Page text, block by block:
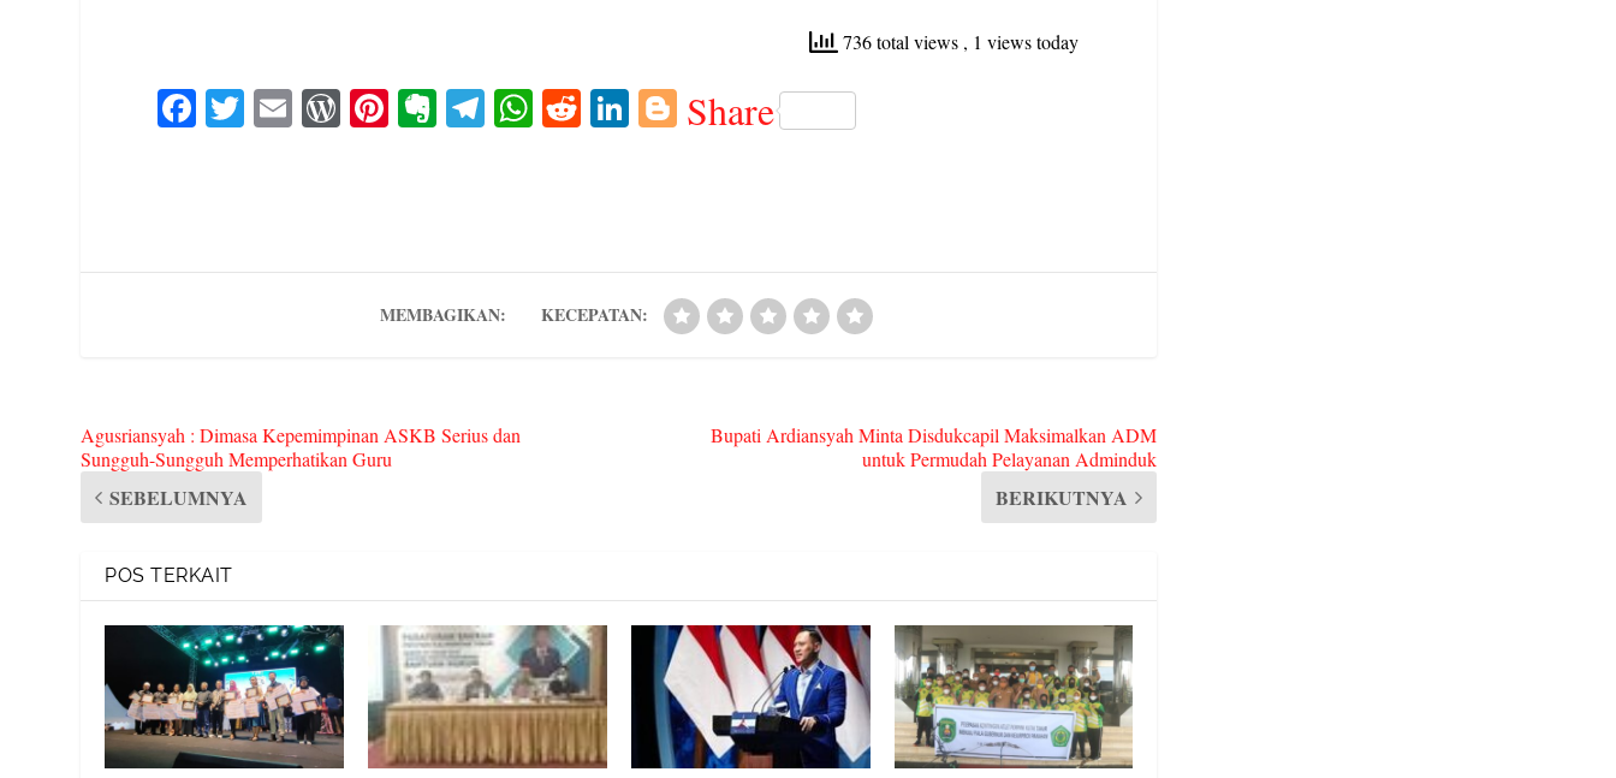
736 total views , 1 views today
Fa T E W
es
Pi
t
E
e
Te
m
W
pp
R Li Bl
Share
MEMBAGIKAN: KECEPATAN:
Agusriansyah : Dimasa Kepemimpinan ASKB Serius dan
Sungguh-Sungguh Memperhatikan Guru
SEBELUMNYA
Bupati Ardiansyah Minta Disdukcapil Maksimalkan ADM
untuk Permudah Pelayanan Adminduk
BERIKUTNYA
POS TERKAIT